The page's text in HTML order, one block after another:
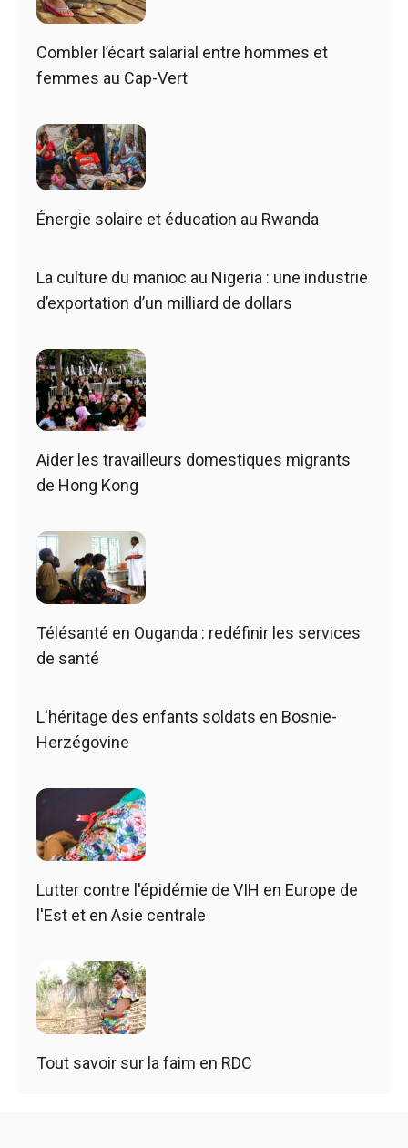
Combler l’écart salarial entre hommes et
femmes au Cap-Vert
Énergie solaire et éducation au Rwanda
La culture du manioc au Nigeria : une industrie
d’exportation d’un milliard de dollars
Aider les travailleurs domestiques migrants
de Hong Kong
Télésanté en Ouganda : redéfinir les services
de santé
L'héritage des enfants soldats en Bosnie-
Herzégovine
Lutter contre l'épidémie de VIH en Europe de
l'Est et en Asie centrale
Tout savoir sur la faim en RDC